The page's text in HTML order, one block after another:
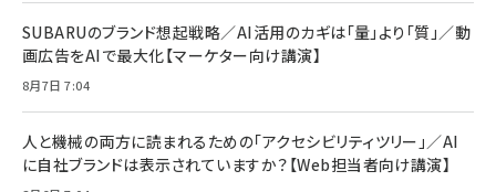
ママ投資家が育休中に１億貯めた株式投資
組織の成果を最大化する ルールのデザイン
￥1,980
￥6,980
全ワイヤレスイヤホン/アクティブノイズキャンセリ
技術基準適合】ブラック
￥5,990
Pro/Air 各種対応 (1.8m ミッドナイトブラック)
￥1,890
サッポロ 生ビール 黒ラベル 350ml 缶 24本 ビー
ル ケース買い【6/30応募〆切! 黒ラベルビヤセラー
SUBARUのブランド想起戦略／AI活用のカギは「量」より「質」／動
画広告をAIで最大化【マーケター向け講演】
8月7日 7:04
人と機械の両方に読まれるための「アクセシビリティツリー」／AI
に自社ブランドは表示されていますか？【Web担当者向け講演】